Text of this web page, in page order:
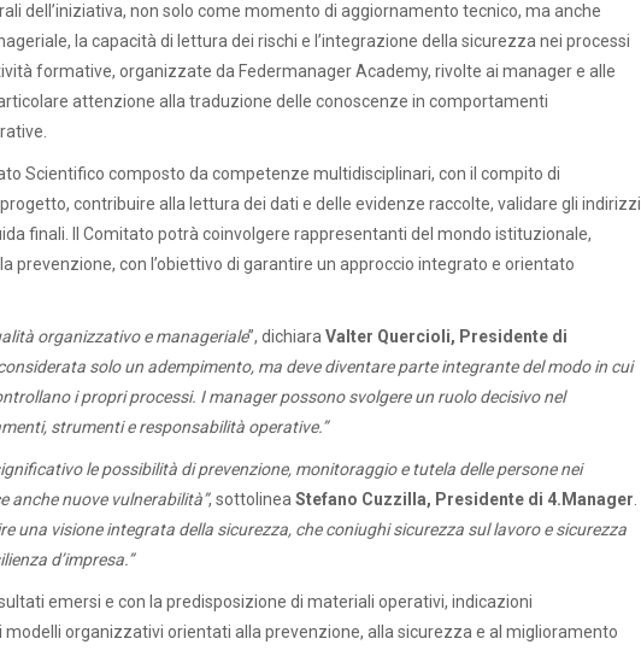
dell’iniziativa, non solo come momento di aggiornamento tecnico, ma anche
la capacità di lettura dei rischi e l’integrazione della sicurezza nei processi
formative, organizzate da Federmanager Academy, rivolte ai manager e alle
attenzione alla traduzione delle conoscenze in comportamenti
Scientifico composto da competenze multidisciplinari, con il compito di
contribuire alla lettura dei dati e delle evidenze raccolte, validare gli indirizzi
finali. Il Comitato potrà coinvolgere rappresentanti del mondo istituzionale,
prevenzione, con l’obiettivo di garantire un approccio integrato e orientato
organizzativo e manageriale”, dichiara Valter Quercioli, Presidente di
solo un adempimento, ma deve diventare parte integrante del modo in cui
i propri processi. I manager possono svolgere un ruolo decisivo nel
strumenti e responsabilità operative.”
le possibilità di prevenzione, monitoraggio e tutela delle persone nei
anche nuove vulnerabilità”, sottolinea Stefano Cuzzilla, Presidente di 4.Manager
una visione integrata della sicurezza, che coniughi sicurezza sul lavoro e sicurezza
d’impresa.”
emersi e con la predisposizione di materiali operativi, indicazioni
organizzativi orientati alla prevenzione, alla sicurezza e al miglioramento